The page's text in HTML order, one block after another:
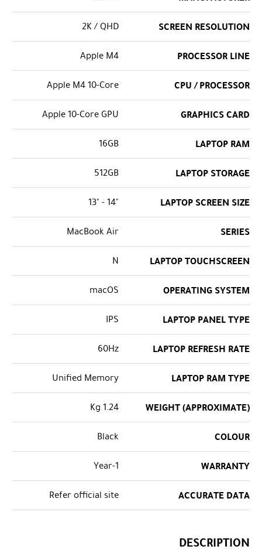
SCREEN RESOLUTION
2K / QHD
PROCESSOR LINE
Apple M4
CPU / PROCESSOR
Apple M4 10-Core
GRAPHICS CARD
Apple 10-Core GPU
LAPTOP RAM
16GB
LAPTOP STORAGE
512GB
LAPTOP SCREEN SIZE
"14 - "13
SERIES
MacBook Air
LAPTOP TOUCHSCREEN
N
OPERATING SYSTEM
macOS
LAPTOP PANEL TYPE
IPS
LAPTOP REFRESH RATE
60Hz
LAPTOP RAM TYPE
Unified Memory
WEIGHT (APPROXIMATE)
1.24 Kg
COLOUR
Black
WARRANTY
1-Year
ACCURATE DATA
Refer official site
DESCRIPTION